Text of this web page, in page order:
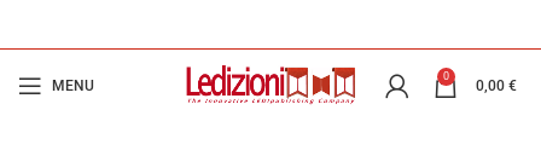
MENU
0
0,00 €